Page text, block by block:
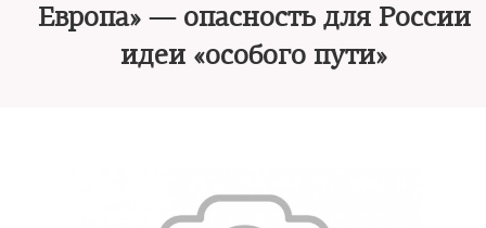
Европа» — опасность для России
идеи «особого пути»